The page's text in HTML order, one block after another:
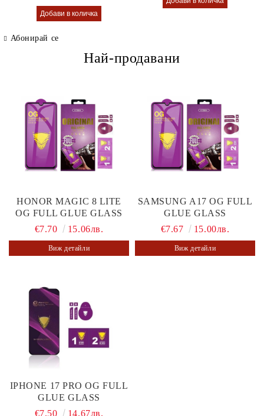
Абонирай се
Най-продавани
HONOR MAGIC 8 LITE
OG FULL GLUE GLASS
€7.70
15.06лв.
Виж детайли
SAMSUNG A17 OG FULL
GLUE GLASS
€7.67
15.00лв.
Виж детайли
IPHONE 17 PRO OG FULL
GLUE GLASS
€7.50
14.67лв.